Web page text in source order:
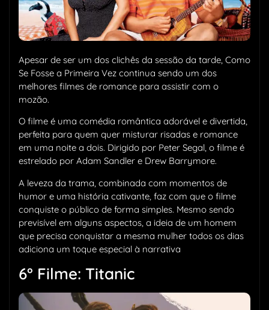
Apesar de ser um dos clichês da sessão da tarde, Como
Se Fosse a Primeira Vez continua sendo um dos
melhores filmes de romance para assistir com o
mozão.
O filme é uma comédia romântica adorável e divertida,
perfeita para quem quer misturar risadas e romance
em uma noite a dois. Dirigido por Peter Segal, o filme é
estrelado por Adam Sandler e Drew Barrymore.
A leveza da trama, combinada com momentos de
humor e uma história cativante, faz com que o filme
conquiste o público de forma simples. Mesmo sendo
previsível em alguns aspectos, a ideia de um homem
que precisa conquistar a mesma mulher todos os dias
adiciona um toque especial à narrativa
6° Filme: Titanic